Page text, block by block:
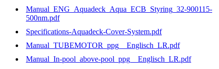
Manual_ENG_Aquadeck_Aqua_ECB_Styring_32-900115-
500nm.pdf
Specifications-Aquadeck-Cover-System.pdf
Manual_TUBEMOTOR_ppg__Englisch_LR.pdf
Manual_In-pool_above-pool_ppg__Englisch_LR.pdf